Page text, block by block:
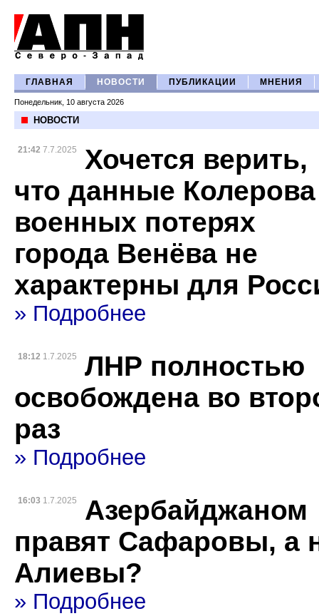
ГЛАВНАЯ НОВОСТИ ПУБЛИКАЦИИ МНЕНИЯ
Понедельник, 10 августа 2026
НОВОСТИ
21:42 7.7.2025
Хочется верить,
что данные
военных потерях
города Венёва не
характерны для
» Подробнее
18:12 1.7.2025
ЛНР полностью
освобождена во
раз
» Подробнее
16:03 1.7.2025
Азербайджаном
правят Сафаровы, а
Алиевы?
» Подробнее